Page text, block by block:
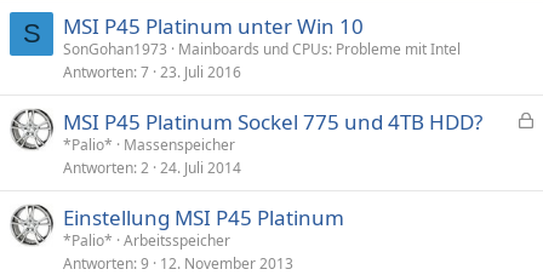
S MSI P45 Platinum unter Win 10
SonGohan1973
Mainboards und CPUs: Probleme mit Intel
Antworten 7 23. Juli 2016
p
MSI P45 Platinum Sockel 775 und 4TB HDD?
*Palio*
Massenspeicher
Antworten 2 24. Juli 2014
Einstellung MSI P45 Platinum
*Palio* Arbeitsspeicher
Antworten 9 12. November 2013